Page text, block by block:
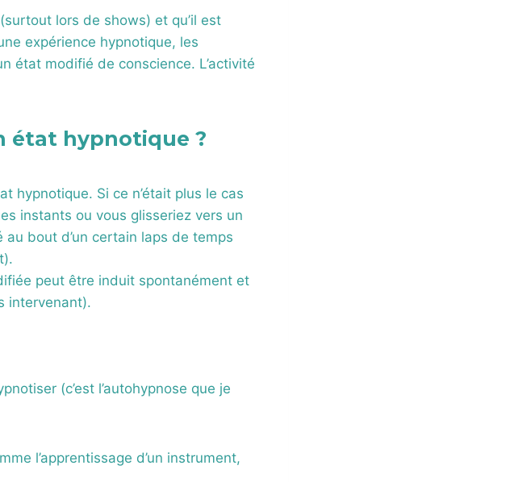
lors de shows) et qu’il est
expérience hypnotique, les
état modifié de conscience. L’activité
état hypnotique ?
hypnotique. Si ce n’était plus le cas
instants ou vous glisseriez vers un
bout d’un certain laps de temps
peut être induit spontanément et
intervenant).
(c’est l’autohypnose que je
l’apprentissage d’un instrument,